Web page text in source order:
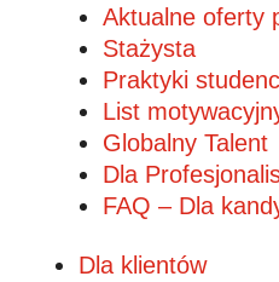
Aktualne oferty
Stażysta
Praktyki
List
Globalny Talent
Dla
FAQ – Dla
Dla klientów